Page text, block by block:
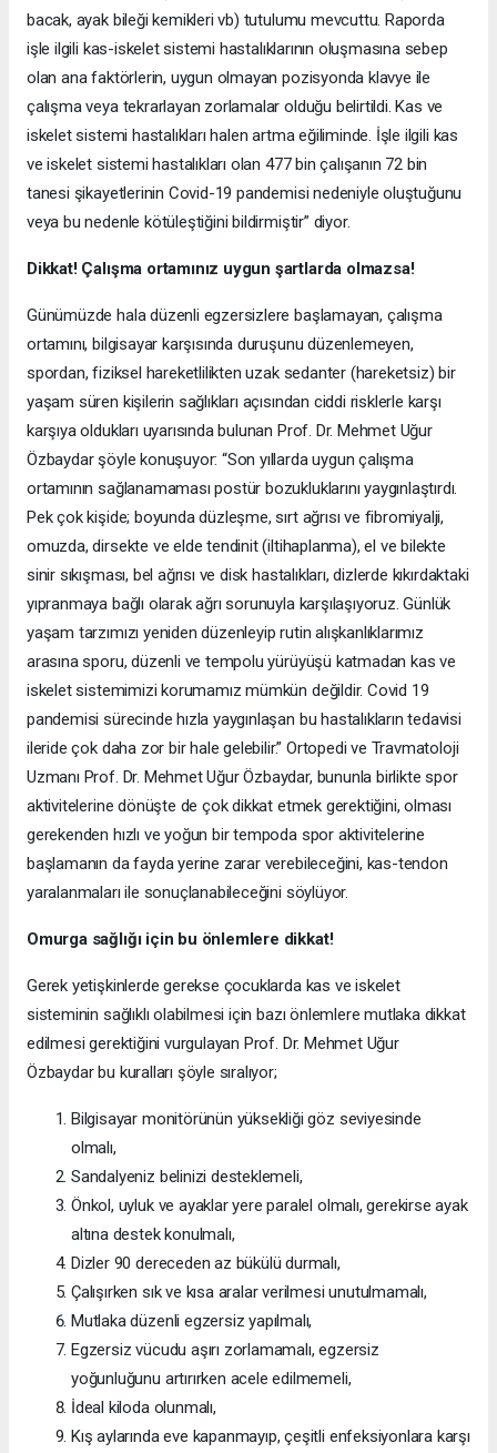
bacak, ayak bileği kemikleri vb) tutulumu mevcuttu. Raporda
işle ilgili kas-iskelet sistemi hastalıklarının oluşmasına sebep
olan ana faktörlerin, uygun olmayan pozisyonda klavye ile
çalışma veya tekrarlayan zorlamalar olduğu belirtildi. Kas ve
iskelet sistemi hastalıkları halen artma eğiliminde. İşle ilgili kas
ve iskelet sistemi hastalıkları olan 477 bin çalışanın 72 bin
tanesi şikayetlerinin Covid-19 pandemisi nedeniyle oluştuğunu
veya bu nedenle kötüleştiğini bildirmiştir” diyor.
Dikkat! Çalışma ortamınız uygun şartlarda olmazsa!
Günümüzde hala düzenli egzersizlere başlamayan, çalışma
ortamını, bilgisayar karşısında duruşunu düzenlemeyen,
spordan, fiziksel hareketlilikten uzak sedanter (hareketsiz) bir
yaşam süren kişilerin sağlıkları açısından ciddi risklerle karşı
karşıya oldukları uyarısında bulunan Prof. Dr. Mehmet Uğur
Özbaydar şöyle konuşuyor: “Son yıllarda uygun çalışma
ortamının sağlanamaması postür bozukluklarını yaygınlaştırdı.
Pek çok kişide; boyunda düzleşme, sırt ağrısı ve fibromiyalji,
omuzda, dirsekte ve elde tendinit (iltihaplanma), el ve bilekte
sinir sıkışması, bel ağrısı ve disk hastalıkları, dizlerde kıkırdaktaki
yıpranmaya bağlı olarak ağrı sorunuyla karşılaşıyoruz. Günlük
yaşam tarzımızı yeniden düzenleyip rutin alışkanlıklarımız
arasına sporu, düzenli ve tempolu yürüyüşü katmadan kas ve
iskelet sistemimizi korumamız mümkün değildir. Covid 19
pandemisi sürecinde hızla yaygınlaşan bu hastalıkların tedavisi
ileride çok daha zor bir hale gelebilir.” Ortopedi ve Travmatoloji
Uzmanı Prof. Dr. Mehmet Uğur Özbaydar, bununla birlikte spor
aktivitelerine dönüşte de çok dikkat etmek gerektiğini, olması
gerekenden hızlı ve yoğun bir tempoda spor aktivitelerine
başlamanın da fayda yerine zarar verebileceğini, kas-tendon
yaralanmaları ile sonuçlanabileceğini söylüyor.
Omurga sağlığı için bu önlemlere dikkat!
Gerek yetişkinlerde gerekse çocuklarda kas ve iskelet
sisteminin sağlıklı olabilmesi için bazı önlemlere mutlaka dikkat
edilmesi gerektiğini vurgulayan Prof. Dr. Mehmet Uğur
Özbaydar bu kuralları şöyle sıralıyor;
Bilgisayar monitörünün yüksekliği göz seviyesinde
olmalı,
Sandalyeniz belinizi desteklemeli,
Önkol, uyluk ve ayaklar yere paralel olmalı, gerekirse ayak
altına destek konulmalı,
Dizler 90 dereceden az bükülü durmalı,
Çalışırken sık ve kısa aralar verilmesi unutulmamalı,
Mutlaka düzenli egzersiz yapılmalı,
Egzersiz vücudu aşırı zorlamamalı, egzersiz
yoğunluğunu artırırken acele edilmemeli,
İdeal kiloda olunmalı,
Kış aylarında eve kapanmayıp, çeşitli enfeksiyonlara karşı